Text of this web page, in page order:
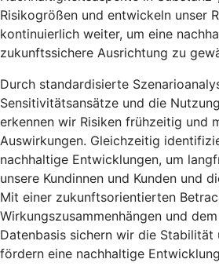
Risikogrößen und entwickeln unser
kontinuierlich weiter, um eine
zukunftssichere Ausrichtung zu
Durch standardisierte
Sensitivitätsansätze und die
erkennen wir Risiken frühzeitig und
Auswirkungen. Gleichzeitig
nachhaltige Entwicklungen, um
unsere Kundinnen und Kunden und
Mit einer zukunftsorientierten
Wirkungszusammenhängen und
Datenbasis sichern wir die Stabilität
fördern eine nachhaltige